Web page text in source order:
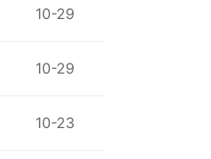
10-29
10-29
10-23